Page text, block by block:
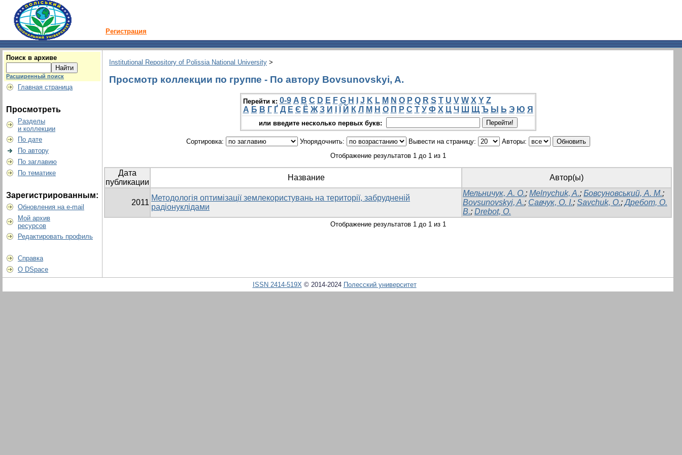
Регистрация
Поиск в архиве
Расширенный поиск
Главная страница
Просмотреть
Разделы
и коллекции
По дате
По автору
По заглавию
По тематике
Зарегистрированным:
Обновления на e-mail
Мой архив
ресурсов
Редактировать профиль
Справка
О DSpace
Institutional Repository of Polissia National University >
Просмотр коллекции по группе - По автору Bovsunovskyi, A.
Перейти к: 0-9 A B C D E F G H J K L M N O P Q R S T U V W X Y Z
А Б В Г Ґ Д Е Є Ё Ж З И Й К Л М Н О П Р С Т У Ф Х Ц Ч Ш Щ Ъ Ы Ь Э Ю Я
или введите несколько первых букв:
Сортировка: Упорядочнить: Вывести на страницу:
Авторы:
Отображение результатов 1 до 1 из 1
Дата
публикации
Название Автор(ы)
2011
Методологія оптимізації землекористувань на території, забрудненій
радіонуклідами
Мельничук, А. О.; Melnychuk, A.; Бовсуновський, А. М.;
Bovsunovskyi, A.; Савчук, О. І.; Savchuk, О.;Дребот, О.
В.; Drebot, O.
Отображение результатов 1 до 1 из 1
ISSN 2414-519X© 2014-2024 Полесский университет